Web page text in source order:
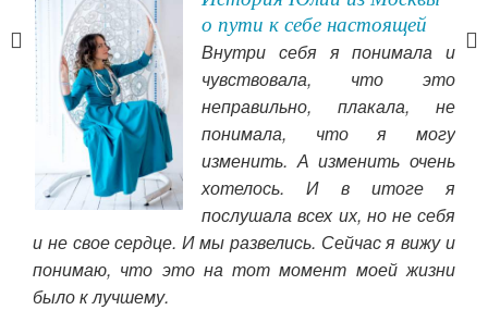
о пути к себе настоящей
Внутри себя я понимала и
чувствовала, что это
неправильно, плакала, не
понимала, что я могу
изменить. А изменить очень
хотелось. И в итоге я
послушала всех их, но не себя
и не свое сердце. И мы развелись. Сейчас я вижу и
понимаю, что это на тот момент моей жизни
было к лучшему.